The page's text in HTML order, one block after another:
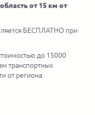
от 15 км от
БЕСПЛАТНО при
до 15000
транспортных
от региона.